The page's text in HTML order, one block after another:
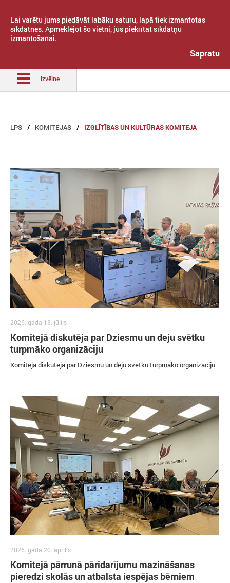
Lai varētu jums piedāvāt labāku saturu, lapā tiek izmantotas
sīkdatnes. Apmeklējot šo vietni, jūs piekrītat sīkdatņu
izmantošanai.
Sapratu
Izvēlne
LPS KOMITEJAS IZGLĪTĪBAS UN KULTŪRAS KOMITEJA
2026. gada 13. jūlijs
Komitejā diskutēja par Dziesmu un deju svētku
turpmāko organizāciju
Komitejā diskutēja par Dziesmu un deju svētku turpmāko organizāciju
2026. gada 20. aprīlis
Komitejā pārrunā pāridarījumu mazināšanas
pieredzi skolās un atbalsta iespējas bērniem